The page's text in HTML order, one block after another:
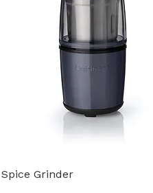
Spice Grinder